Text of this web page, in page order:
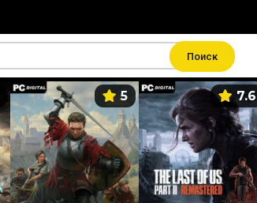
Поиск
5 7.6